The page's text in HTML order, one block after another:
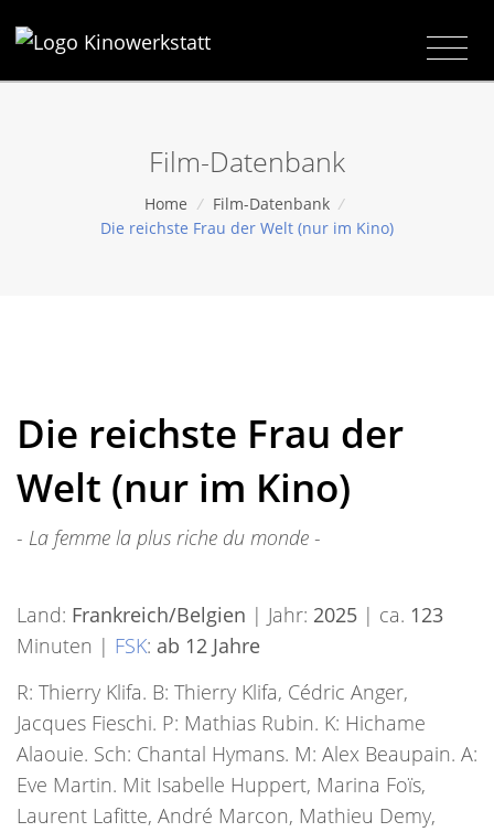
Film-Datenbank
Home / Film-Datenbank /
Die reichste Frau der Welt (nur im Kino)
Die reichste Frau der
Welt (nur im Kino)
- La femme la plus riche du monde -
Land: Frankreich/Belgien | Jahr: 2025 | ca. 123
Minuten | FSK: ab 12 Jahre
R: Thierry Klifa. B: Thierry Klifa, Cédric Anger,
Jacques Fieschi. P: Mathias Rubin. K: Hichame
Alaouie. Sch: Chantal Hymans. M: Alex Beaupain. A:
Eve Martin. Mit Isabelle Huppert, Marina Foïs,
Laurent Lafitte, André Marcon, Mathieu Demy,